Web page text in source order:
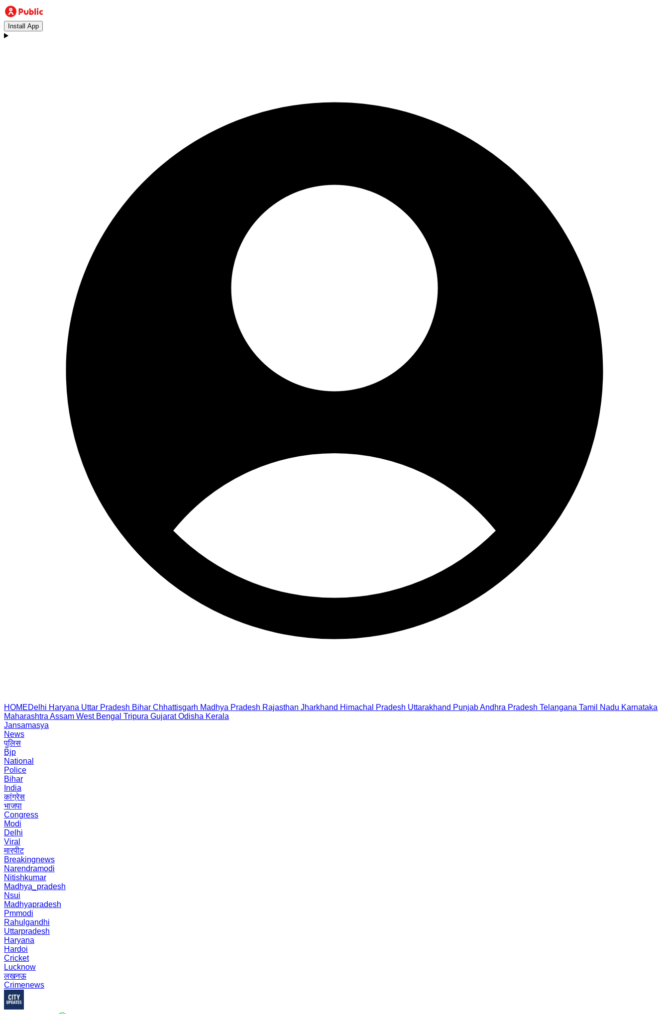
Install App
HOMEDelhi Haryana Uttar Pradesh Bihar Chhattisgarh Madhya Pradesh Rajasthan Jharkhand Himachal Pradesh Uttarakhand PunjabAndhra Pradesh Telangana Tamil Nadu Karnataka
Maharashtra Assam West Bengal Tripura Gujarat Odisha Kerala
Jansamasya
News
पुलिस
Bjp
National
Police
Bihar
India
कांग्रेस
भाजपा
Congress
Modi
Delhi
Viral
मारपीट
Breakingnews
Narendramodi
Nitishkumar
Madhya_pradesh
Nsui
Madhyapradesh
Pmmodi
Rahulgandhi
Uttarpradesh
Haryana
Hardoi
Cricket
Lucknow
लखनऊ
Crimenews